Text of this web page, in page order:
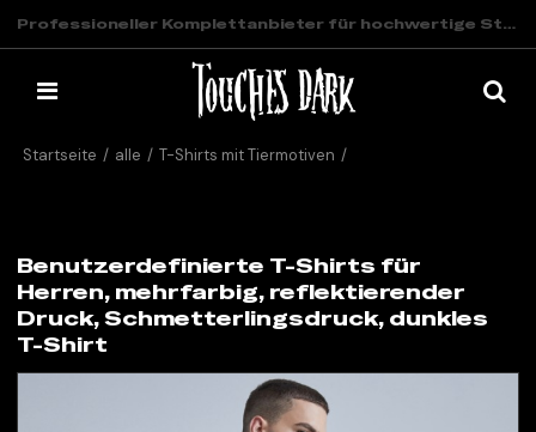
Professioneller Komplettanbieter für hochwertige Streetwear
Startseite / alle / T-Shirts mit Tiermotiven /
Benutzerdefinierte T-Shirts für
Herren, mehrfarbig, reflektierender
Druck, Schmetterlingsdruck, dunkles
T-Shirt